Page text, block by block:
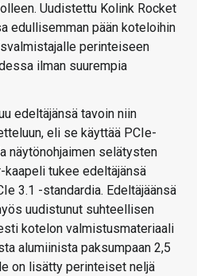
Uudistettu Kolink Rocket
edullisemman pään koteloihin
perinteiseen
ilman suurempia
edeltäjänsä tavoin niin
eli se käyttää PCIe-
näytönohjaimen selätysten
tukee edeltäjänsä
3.1 -standardia. Edeltäjäänsä
uudistunut suhteellisen
kotelon valmistusmateriaali
alumiinista paksumpaan 2,5
on lisätty perinteiset neljä